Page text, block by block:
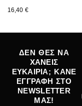
16,40 €
ΔΕΝ ΘΕΣ ΝΑ
ΧΑΝΕΙΣ
ΕΥΚΑΙΡΙΑ; ΚΑΝΕ
ΕΓΓΡΑΦΗ ΣΤΟ
NEWSLETTER
ΜΑΣ!